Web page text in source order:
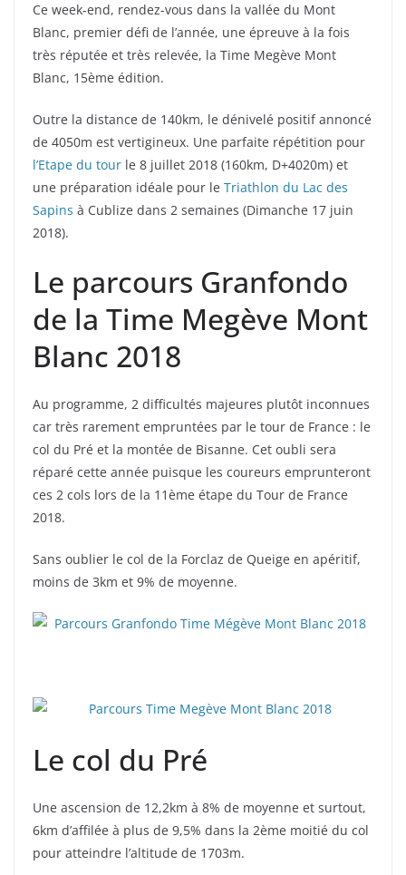
Ce week-end, rendez-vous dans la vallée du Mont
Blanc, premier défi de l’année, une épreuve à la fois
très réputée et très relevée, la Time Megève Mont
Blanc, 15ème édition.
Outre la distance de 140km, le dénivelé positif annoncé
de 4050m est vertigineux. Une parfaite répétition pour
l’Etape du tour le 8 juillet 2018 (160km, D+4020m) et
une préparation idéale pour le Triathlon du Lac des
Sapins à Cublize dans 2 semaines (Dimanche 17 juin
2018).
Le parcours Granfondo
de la Time Megève Mont
Blanc 2018
Au programme, 2 difficultés majeures plutôt inconnues
car très rarement empruntées par le tour de France : le
col du Pré et la montée de Bisanne. Cet oubli sera
réparé cette année puisque les coureurs emprunteront
ces 2 cols lors de la 11ème étape du Tour de France
2018.
Sans oublier le col de la Forclaz de Queige en apéritif,
moins de 3km et 9% de moyenne.
Le col du Pré
Une ascension de 12,2km à 8% de moyenne et surtout,
6km d’affilée à plus de 9,5% dans la 2ème moitié du col
pour atteindre l’altitude de 1703m.